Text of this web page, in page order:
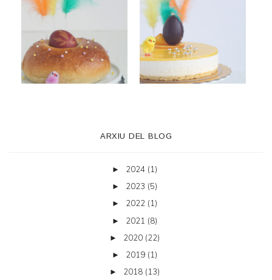
ARXIU DEL BLOG
► 2024 (1)
► 2023 (5)
► 2022 (1)
► 2021 (8)
► 2020 (22)
► 2019 (1)
► 2018 (13)